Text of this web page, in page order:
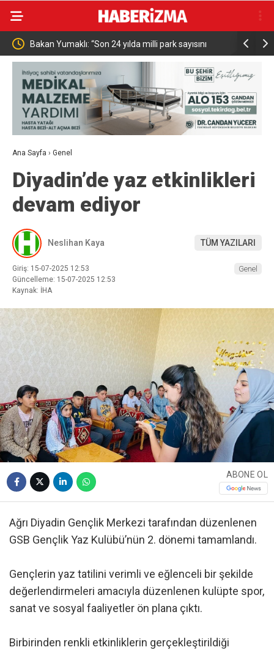
Bakan Yumaklı: “Son 24 yılda milli park sayısını
696’ya çıkardık”
MHP
başlıyor
Ana Sayfa › Genel
Diyadin’de yaz etkinlikleri
devam ediyor
Neslihan Kaya TÜM YAZILARI
Giriş: 15-07-2025 12:53
Güncelleme: 15-07-2025 12:53
Kaynak: İHA
Genel
ABONE OL
Ağrı Diyadin Gençlik Merkezi tarafından düzenlenen
GSB Gençlik Yaz Kulübü’nün 2. dönemi tamamlandı.
Gençlerin yaz tatilini verimli ve eğlenceli bir şekilde
değerlendirmeleri amacıyla düzenlenen kulüpte spor,
sanat ve sosyal faaliyetler ön plana çıktı.
Birbirinden renkli etkinliklerin gerçekleştirildiği